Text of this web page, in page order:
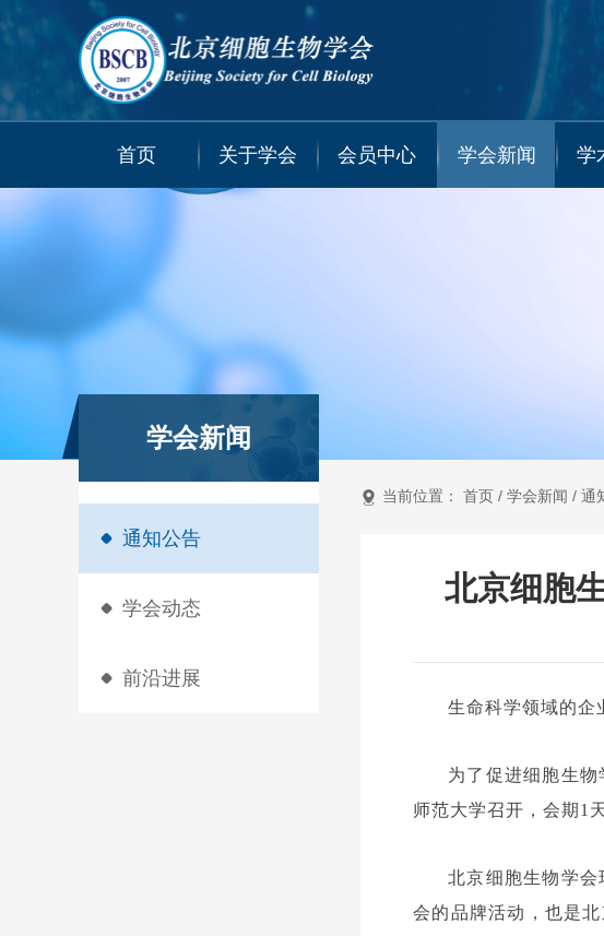
首页 关于学会 会员中心 学会新闻 学
学会新闻
通知公告
学会动态
前沿进展
当前位置： 首页 / 学会新闻 / 通
北京细胞
生命科学领域的企
为了促进细胞生
师范大学召开 ，会期 1
北京细胞生物学会
会的品牌活动，也是